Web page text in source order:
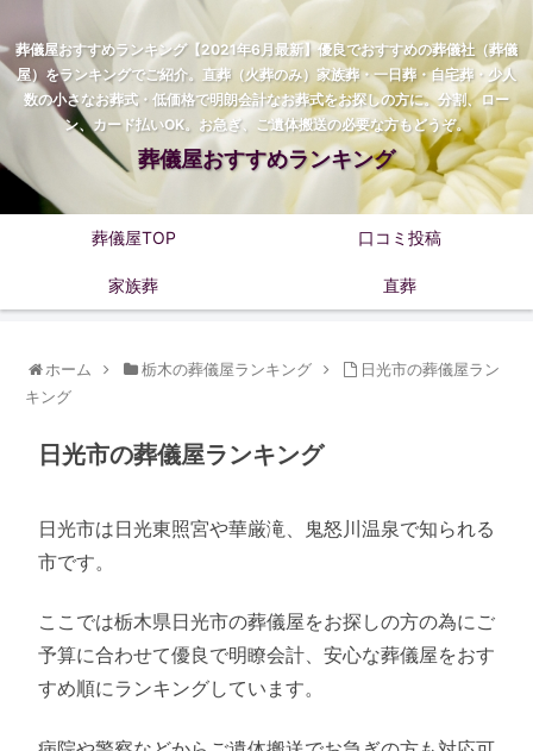
葬儀屋おすすめランキング【2021年6月最新】優良でおすすめの葬儀社（葬儀
屋）をランキングでご紹介。直葬（火葬のみ）家族葬・一日葬・自宅葬・少人
数の小さなお葬式・低価格で明朗会計なお葬式をお探しの方に。分割、ロー
ン、カード払いOK。お急ぎ、ご遺体搬送の必要な方もどうぞ。
葬儀屋おすすめランキング
葬儀屋TOP 口コミ投稿
家族葬 直葬
ホーム 栃木の葬儀屋ランキング
日光市の葬儀屋ラン
キング
日光市の葬儀屋ランキング
日光市は日光東照宮や華厳滝、鬼怒川温泉で知られる
市です。
ここでは栃木県日光市の葬儀屋をお探しの方の為にご
予算に合わせて優良で明瞭会計、安心な葬儀屋をおす
すめ順にランキングしています。